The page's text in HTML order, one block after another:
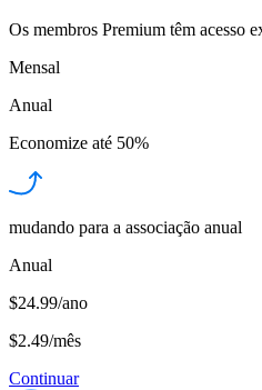
Os membros Premium têm acesso
Mensal
Anual
Economize até 50%
mudando para a associação anual
Anual
$24.99/ano
$2.49/mês
Continuar